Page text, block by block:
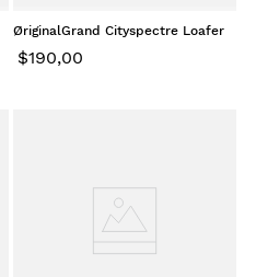
ØriginalGrand Cityspectre Loafer
$190,00